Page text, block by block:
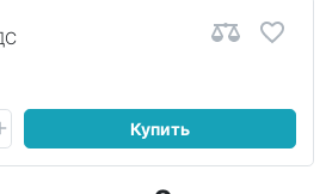
Купить